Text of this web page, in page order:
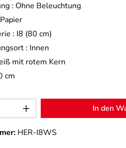
: Ohne Beleuchtung
Papier
: I8 (80 cm)
: Innen
mit rotem Kern
cm
Gib den In den
HER-I8WS